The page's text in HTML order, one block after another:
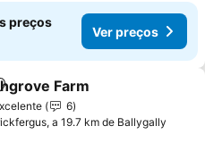
preços
Ver preços
aos favoritos
Farm
6
a 19.7 km de Ballygally